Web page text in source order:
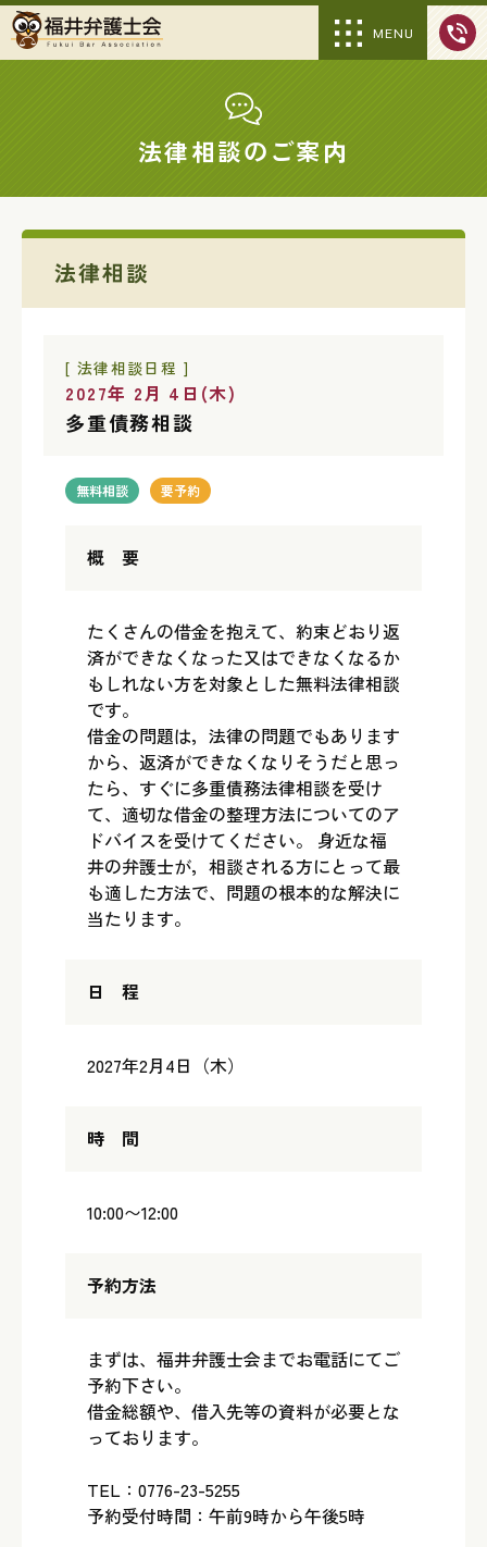
MENU
法律相談のご案内
法律相談
[ 法律相談日程 ]
2027年 2月 4日(木)
多重債務相談
無料相談 要予約
概 要
たくさんの借金を抱えて、約束どおり返
済ができなくなった又はできなくなるか
もしれない方を対象とした無料法律相談
です。
借金の問題は，法律の問題でもあります
から、返済ができなくなりそうだと思っ
たら、すぐに多重債務法律相談を受け
て、適切な借金の整理方法についてのア
ドバイスを受けてください。 身近な福
井の弁護士が，相談される方にとって最
も適した方法で、問題の根本的な解決に
当たります。
日 程
2027年2月4日（木）
時 間
10:00〜12:00
予約方法
まずは、福井弁護士会までお電話にてご
予約下さい。
借金総額や、借入先等の資料が必要とな
っております。
TEL：0776-23-5255
予約受付時間：午前9時から午後5時